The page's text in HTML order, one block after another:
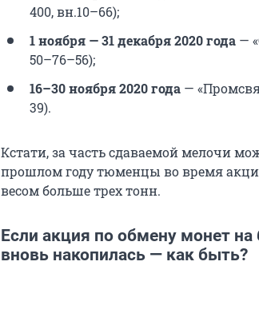
400, вн.10–66);
1 ноября — 31 декабря 2020 года —
50–76–56);
16–30 ноября 2020 года —
39).
Кстати, за часть сдаваемой мелочи
прошлом году тюменцы во время
весом больше трех тонн.
Если акция по обмену монет
вновь накопилась — как быть?